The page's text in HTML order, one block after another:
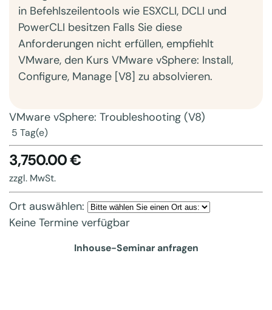
in Befehlszeilentools wie ESXCLI, DCLI und
PowerCLI besitzen Falls Sie diese
Anforderungen nicht erfüllen, empfiehlt
VMware, den Kurs VMware vSphere: Install,
Configure, Manage [V8] zu absolvieren.
VMware vSphere: Troubleshooting (V8)
5 Tag(e)
3,750.00 €
zzgl. MwSt.
Ort auswählen:
Keine Termine verfügbar
Inhouse-Seminar anfragen